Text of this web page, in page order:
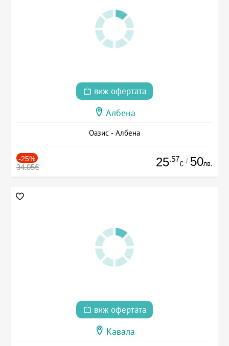
виж офертата
Албена
Оазис - Албена
-25%
34.05€ 25.57
€ / 50лв.
виж офертата
Кавала